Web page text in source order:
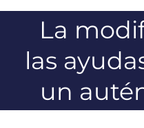
La
las
un